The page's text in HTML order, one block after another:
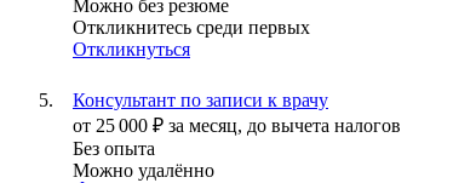
Можно без резюме
Откликнитесь среди первых
Откликнуться
Консультант по записи к врачу
от 25 000 ₽ за месяц, до вычета налогов
Без опыта
Можно удалённо